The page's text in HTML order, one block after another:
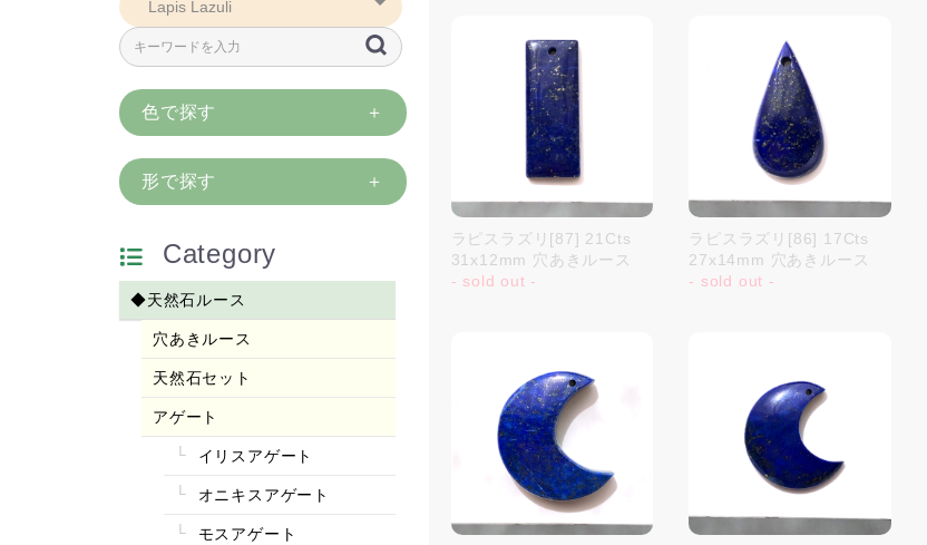
色で探す
形で探す
Category
◆天然石ルース
穴あきルース
天然石セット
アゲート
イリスアゲート
オニキスアゲート
モスアゲート
ラピスラズリ[87] 21Cts
31x12mm 穴あきルース
- sold out -
ラピスラズリ[86] 17Cts
27x14mm 穴あきルース
- sold out -